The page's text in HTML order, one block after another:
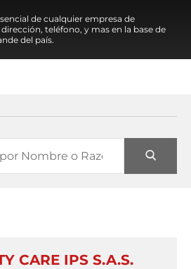
de cualquier empresa de
teléfono, y mas en la base de
del país.
CARE IPS S.A.S.